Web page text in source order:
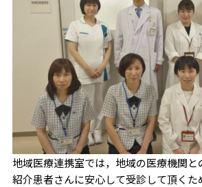
地域医療連携室では，地域の医療機関と
紹介患者さんに安心して受診して頂くた